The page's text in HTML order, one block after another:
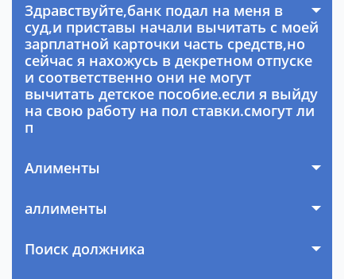
Здравствуйте,банк подал на меня в
суд,и приставы начали вычитать с моей
зарплатной карточки часть средств,но
сейчас я нахожусь в декретном отпуске
и соответственно они не могут
вычитать детское пособие.если я выйду
на свою работу на пол ставки.смогут ли
п
Алименты
аллименты
Поиск должника